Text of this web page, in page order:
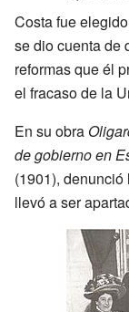
Costa fue
se dio cuenta de
reformas que él
el fracaso de la
En su obra
de gobierno en
(1901),
llevó a ser